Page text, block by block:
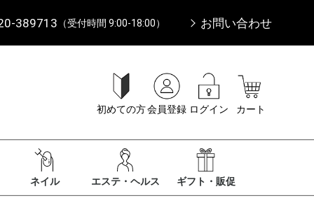
389713 （受付時間 9:00-18:00） お問い合わせ
初めての方会員登録 ログイン カート
ネイル エステ・ヘルス ギフト・販促